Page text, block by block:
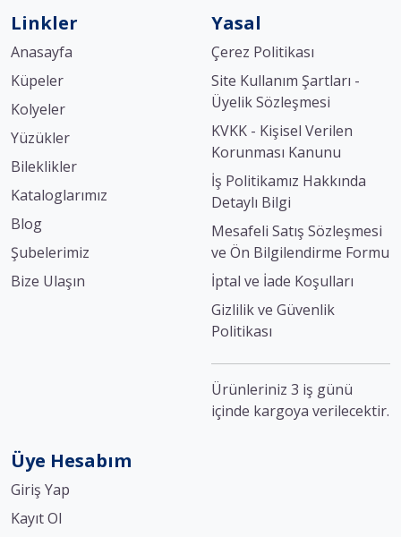
Linkler
Anasayfa
Küpeler
Kolyeler
Yüzükler
Bileklikler
Kataloglarımız
Blog
Şubelerimiz
Bize Ulaşın
Yasal
Çerez Politikası
Site Kullanım Şartları -
Üyelik Sözleşmesi
KVKK - Kişisel Verilen
Korunması Kanunu
İş Politikamız Hakkında
Detaylı Bilgi
Mesafeli Satış Sözleşmesi
ve Ön Bilgilendirme Formu
İptal ve İade Koşulları
Gizlilik ve Güvenlik
Politikası
Ürünleriniz 3 iş günü
içinde kargoya verilecektir.
Üye Hesabım
Giriş Yap
Kayıt Ol